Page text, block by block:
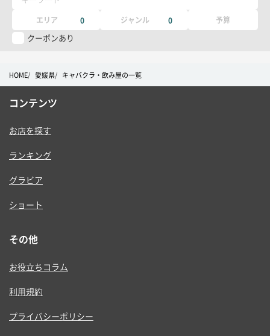
エリア 0 ジャンル 0 予算
クーポンあり
HOME 愛媛県 キャバクラ・飲み屋の一覧
コンテンツ
お店を探す
ランキング
グラビア
ショート
その他
お役立ちコラム
利用規約
プライバシーポリシー